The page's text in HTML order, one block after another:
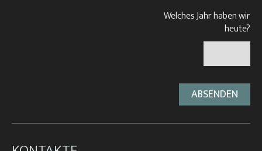
Welches Jahr haben wir
heute?